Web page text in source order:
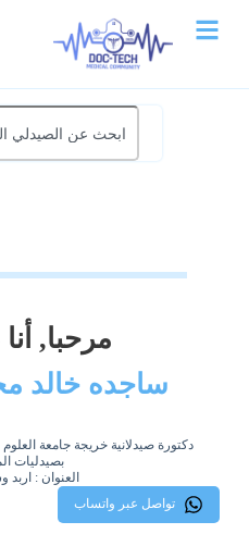
مرحبا,
ساجده خالد
دكتورة صيدلانية خريجة جامعة العلوم
بصيدليات
العنوان : اربد
تواصل عبر واتساب